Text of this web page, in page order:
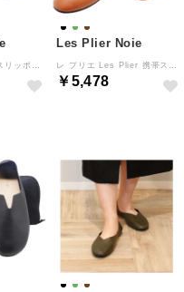
Les Plier Noie
￥5,478